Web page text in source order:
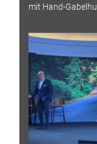
mit Hand-